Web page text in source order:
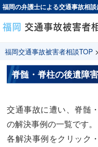
福岡の弁護士による交通事故相
福岡交通事故被害者相談TOP >
脊髄・脊柱の後遺障
交通事故に遭い、脊髄
の解決事例の一覧です。
各解決事例をクリック